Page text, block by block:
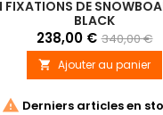
FIXATIONS DE
BLACK
238,00 € 340,00 €
 Ajouter au panier
 Derniers articles en